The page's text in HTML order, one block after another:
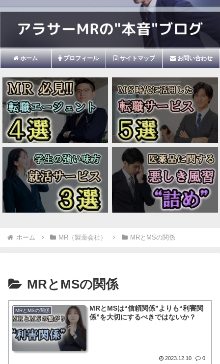
ホーム プロフィール サイトマップ お問い合わせ
ホーム MR（製薬会社） MRとMSの関係
MRとMSの関係
MRとMSの関係
MRとMSは“信頼関係”よりも“利害関
係”を大切にするべきではないか？
2023.12.10 0